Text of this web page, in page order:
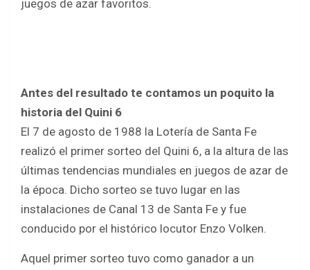
juegos de azar favoritos.
Antes del resultado te contamos un poquito la
historia del Quini 6
El 7 de agosto de 1988 la Lotería de Santa Fe
realizó el primer sorteo del Quini 6, a la altura de las
últimas tendencias mundiales en juegos de azar de
la época. Dicho sorteo se tuvo lugar en las
instalaciones de Canal 13 de Santa Fe y fue
conducido por el histórico locutor Enzo Volken.
Aquel primer sorteo tuvo como ganador a un